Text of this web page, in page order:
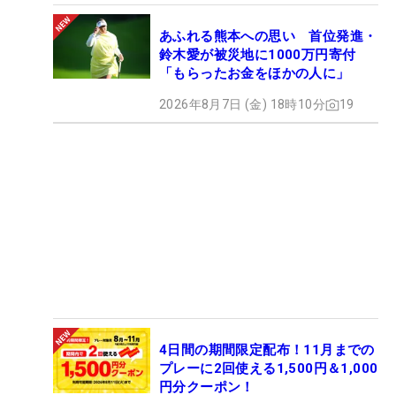
あふれる熊本への思い 首位発進・
鈴木愛が被災地に1000万円寄付
「もらったお金をほかの人に」
2026年8月7日 (金) 18時10分 19
4日間の期間限定配布！11月までの
プレーに2回使える1,500円＆1,000
円分クーポン！